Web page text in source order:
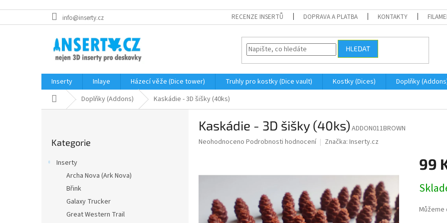
na
info@inserty.cz RECENZE INSERTŮ DOPRAVA A PLATBA KONTAKTY
HLEDAT
Inserty Inlaye Házecí věže (Dice tower) Truhly pro kostky (Dice vault) Kostky (Dices) Doplňky
Domů Doplňky (Addons) Kaskádie - 3D šišky (40ks)
kategorie
Kategorie
Inserty
Archa Nova (Ark Nova)
Břink
Galaxy Trucker
Great Western Trail
Kaskádie - 3D šišky (40ks) ADDON011BROWN
Průměrné
hvězdiček.
Neohodnoceno Podrobnosti hodnocení Značka: Inserty.cz
99
cena:
Můžeme